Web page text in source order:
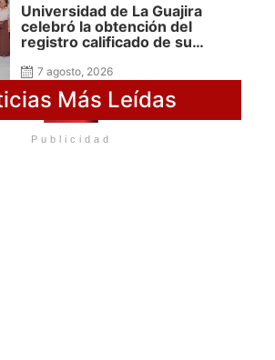
Universidad de La Guajira
celebró la obtención del
registro calificado de su
Sociales y reafirmó su apuesta
por la investigación con
impacto regional
7 agosto, 2026
Más Leídas
Publicidad